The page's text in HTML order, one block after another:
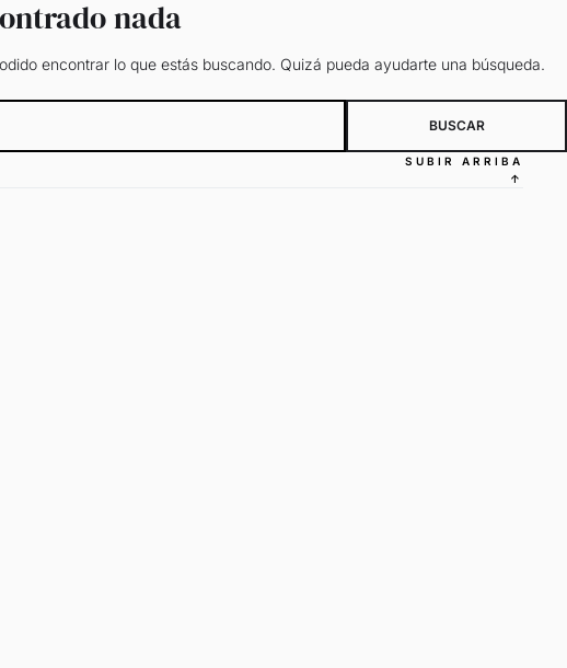
nada
encontrar lo que estás buscando. Quizá pueda ayudarte una búsqueda.
SUBIR ARRIBA
↑